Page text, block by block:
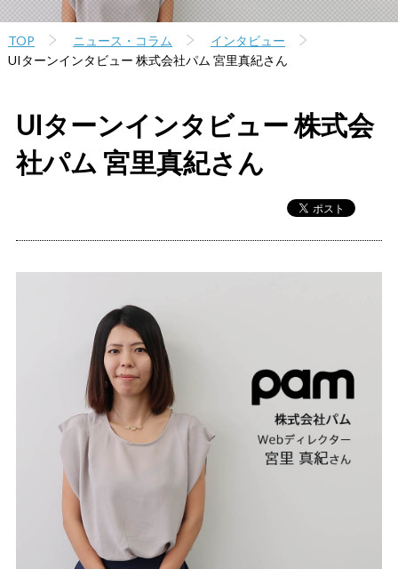
TOP ニュース・コラム
インタビュー
UIターンインタビュー 株式会社パム 宮里真紀さん
UIターンインタビュー 株式会
社パム 宮里真紀さん